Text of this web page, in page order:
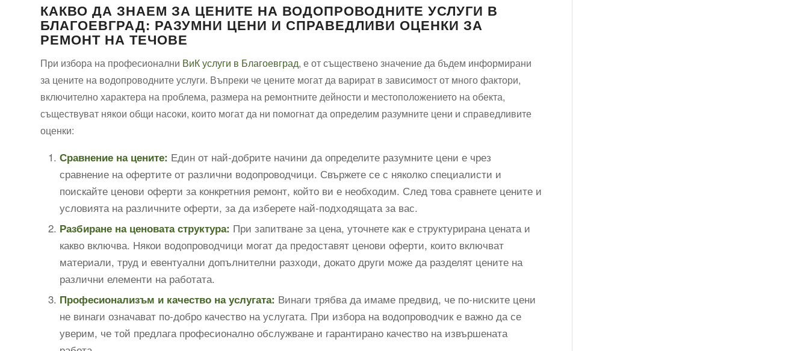
КАКВО ДА ЗНАЕМ ЗА ЦЕНИТЕ НА ВОДОПРОВОДНИТЕ УСЛУГИ В
БЛАГОЕВГРАД: РАЗУМНИ ЦЕНИ И СПРАВЕДЛИВИ ОЦЕНКИ ЗА
РЕМОНТ НА ТЕЧОВЕ
При избора на професионални ВиК услуги в Благоевград, е от съществено значение да бъдем информирани
за цените на водопроводните услуги. Въпреки че цените могат да варират в зависимост от много фактори,
включително характера на проблема, размера на ремонтните дейности и местоположението на обекта,
съществуват някои общи насоки, които могат да ни помогнат да определим разумните цени и справедливите
оценки:
Сравнение на цените: Един от най-добрите начини да определите разумните цени е чрез
сравнение на офертите от различни водопроводчици. Свържете се с няколко специалисти и
поискайте ценови оферти за конкретния ремонт, който ви е необходим. След това сравнете цените и
условията на различните оферти, за да изберете най-подходящата за вас.
Разбиране на ценовата структура: При запитване за цена, уточнете как е структурирана цената и
какво включва. Някои водопроводчици могат да предоставят ценови оферти, които включват
материали, труд и евентуални допълнителни разходи, докато други може да разделят цените на
различни елементи на работата.
Професионализъм и качество на услугата: Винаги трябва да имаме предвид, че по-ниските цени
не винаги означават по-добро качество на услугата. При избора на водопроводчик е важно да се
уверим, че той предлага професионално обслужване и гарантирано качество на извършената